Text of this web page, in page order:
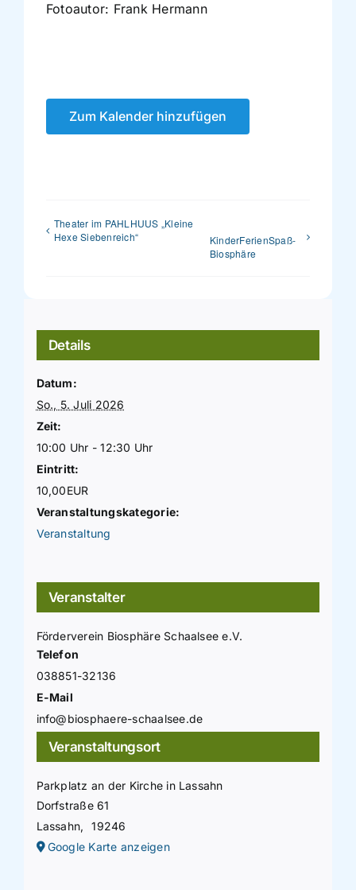
Fotoautor: Frank Hermann
Zum Kalender hinzufügen
Theater im PAHLHUUS „Kleine
Hexe Siebenreich“
KinderFerienSpaß-
Biosphäre
Details
Datum:
So., 5. Juli 2026
Zeit:
10:00 Uhr - 12:30 Uhr
Eintritt:
10,00EUR
Veranstaltungskategorie:
Veranstaltung
Veranstaltungsort
Parkplatz an der Kirche in Lassahn
Dorfstraße 61
Lassahn,
19246
Google Karte anzeigen
Veranstalter
Förderverein Biosphäre Schaalsee e.V.
Telefon
038851-32136
E-Mail
info@biosphaere-schaalsee.de